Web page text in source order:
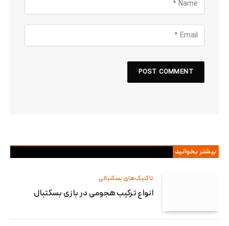
بیشتر بخوانید
تاکتیک‌های بسکتبالی
انواع ترکیب هجومی در بازی بسکتبال